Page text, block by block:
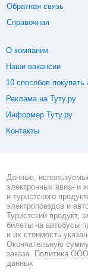
Обратная связь
Справочная
О компании
Наши вакансии
10 способов
Реклама на Туту.ру
Информер Туту.ру
Контакты
Данные,
электронных авиа- и
и туристского
электропоездов и
Туристский продукт,
билеты на автобусы
и их стоимость
Окончательную
заказа. Политика
данных